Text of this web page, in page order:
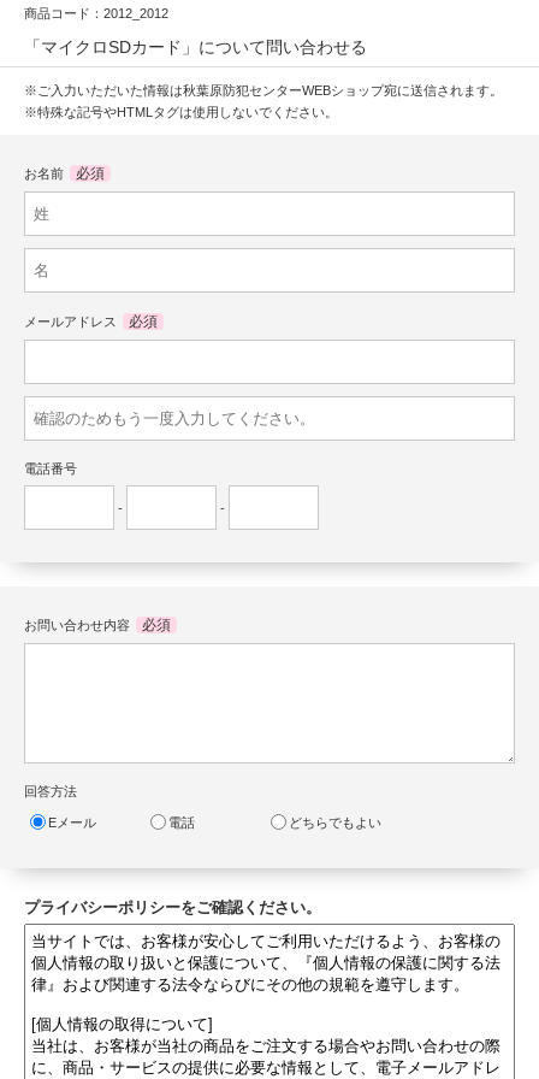
商品コード：2012_2012
「マイクロSDカード」について問い合わせる
※ご入力いただいた情報は秋葉原防犯センターWEBショップ宛に送信されます。
※特殊な記号やHTMLタグは使用しないでください。
お名前 必須
メールアドレス 必須
電話番号
- -
お問い合わせ内容 必須
回答方法
Eメール 電話 どちらでもよい
プライバシーポリシーをご確認ください。